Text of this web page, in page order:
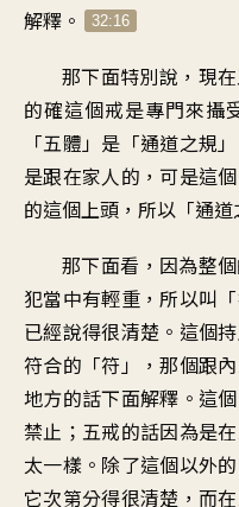
解釋。
32:16
那下面特別說，現
的確這個戒是專門來攝
「五體」是「通道之規
是跟在家人的，可是這
的這個上頭，所以「通道
那下面看，因為整
犯當中有輕重，所以叫
已經說得很清楚。這個
符合的「符」，那個跟
地方的話下面解釋。這
禁止；五戒的話因為是
太一樣。除了這個以外
它次第分得很清楚，而